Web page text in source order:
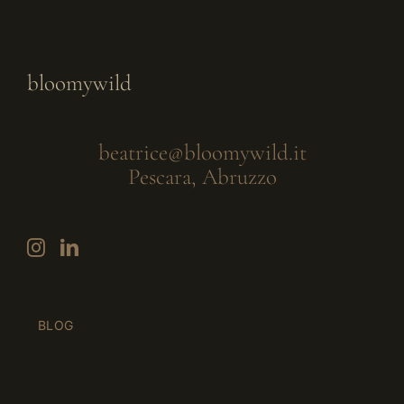
Abc del Marketing
Bloomywild
bloomywild
beatrice@bloomywild.it
Pescara, Abruzzo
BLOG